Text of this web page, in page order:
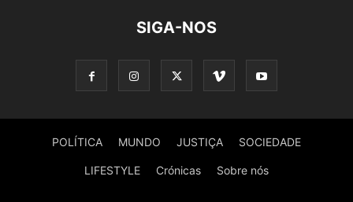
SIGA-NOS
POLÍTICA MUNDO JUSTIÇA SOCIEDADE
LIFESTYLE Crónicas Sobre nós